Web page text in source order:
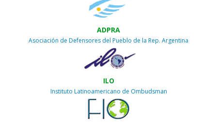
ADPRA
Asociación de Defensores del Pueblo de la Rep. Argentina
ILO
Instituto Latinoamericano de Ombudsman